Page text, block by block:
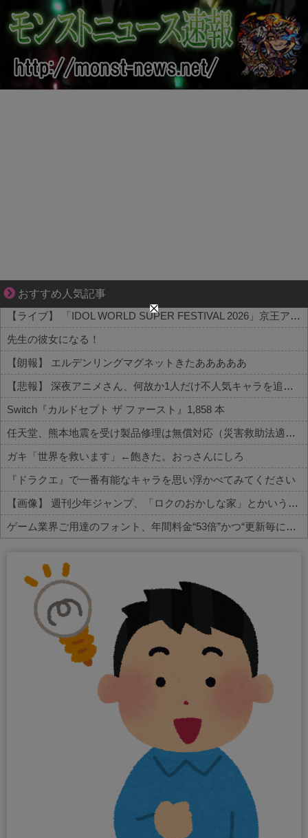
おすすめ人気記事
ぜんぶ私が中心、そう思った瞬間から歪み出す
【ライブ】 「IDOL WORLD SUPER FESTIVAL 2026」京王アリーナTOKYO開催決定
先生の彼女になる！
【朗報】 エルデンリングマグネットきたあああああ
【悲報】 深夜アニメさん、何故か1人だけ不人気キャラを追加してしまうｗｗｗ
Switch『カルドセプト ザ ファースト』1,858 本
任天堂、熊本地震を受け製品修理は無償対応（災害救助法適用地域）
ガキ「世界を救います」←飽きた。おっさんにしろ
『ドラクエ』で一番有能なキャラを思い浮かべてみてください
【画像】 週刊少年ジャンプ、「ロクのおかしな家」とかいう微妙な漫画を巻頭カラーにしたせいで100万部切る
ゲーム業界ご用達のフォント、年間料金“53倍”かつ“更新毎に値上げ”のありえない契約により多数撤退へ・・・